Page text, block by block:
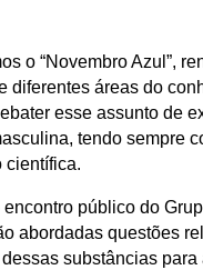
o “Novembro Azul”,
diferentes áreas do
esse assunto de
tendo sempre
científica.
encontro público do
abordadas questões
substâncias